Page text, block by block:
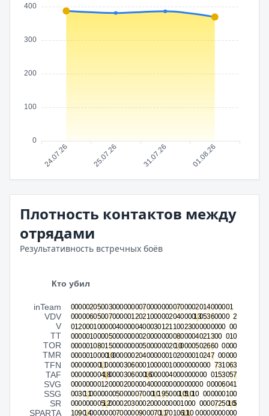
Плотность контактов между
отрядами
Результативность встречных боёв